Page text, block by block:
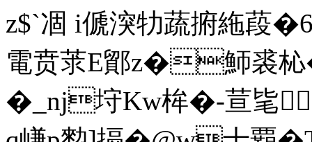
z$`凅 i傂湥牞蔬捬絁葮
電贲莍E鄮z�魳
�_nj垨Kw桙�-荁毞